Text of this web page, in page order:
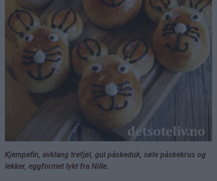
Kjempefin, avklang trefjøl, gul påskeduk, søte påskekrus og
lekker, eggformet lykt fra Nille.